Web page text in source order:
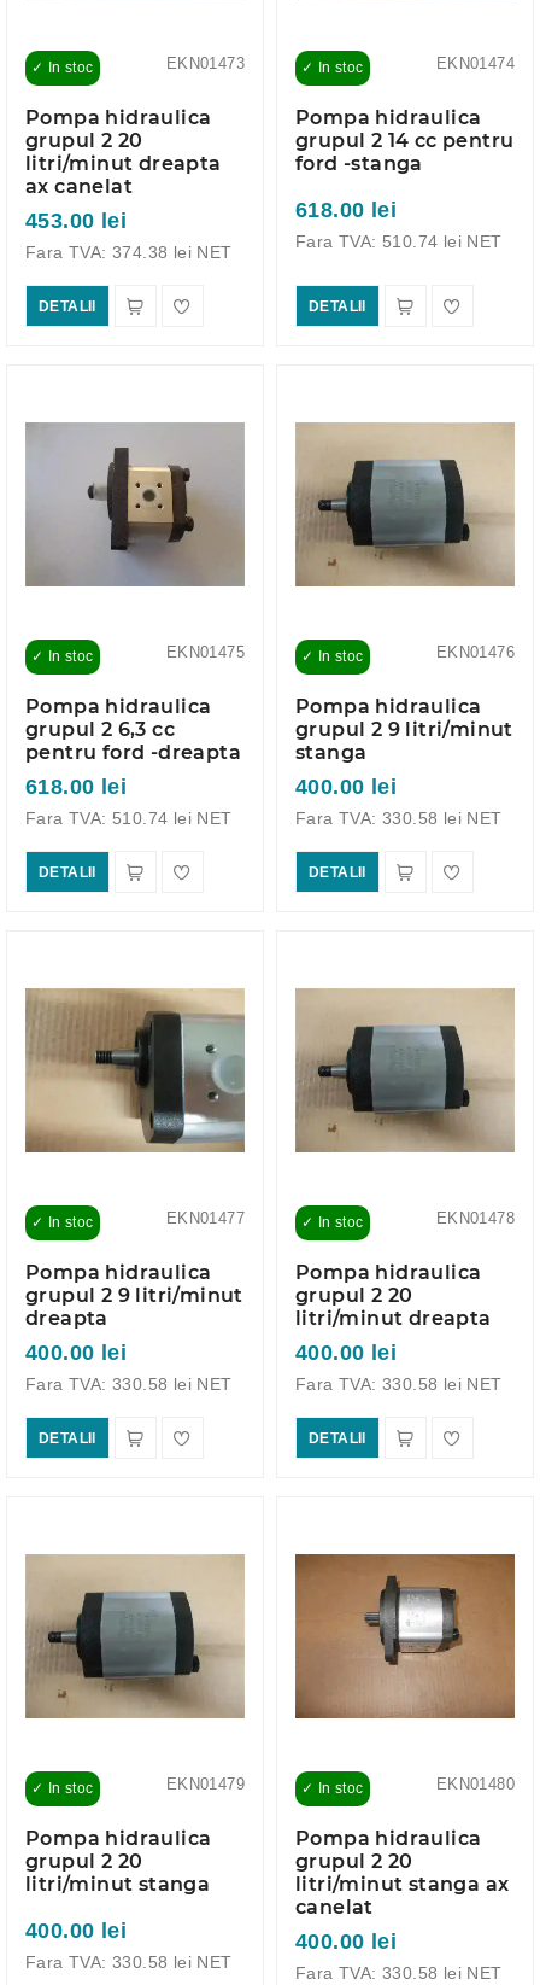
EKN01473
✓ In stoc
Pompa hidraulica
grupul 2 20
litri/minut dreapta
ax canelat
453.00 lei
Fara TVA: 374.38 lei NET
DETALII
EKN01474
✓ In stoc
Pompa hidraulica
grupul 2 14 cc pentru
ford -stanga
618.00 lei
Fara TVA: 510.74 lei NET
DETALII
EKN01475
✓ In stoc
Pompa hidraulica
grupul 2 6,3 cc
pentru ford -dreapta
618.00 lei
Fara TVA: 510.74 lei NET
DETALII
EKN01476
✓ In stoc
Pompa hidraulica
grupul 2 9 litri/minut
stanga
400.00 lei
Fara TVA: 330.58 lei NET
DETALII
EKN01477
✓ In stoc
Pompa hidraulica
grupul 2 9 litri/minut
dreapta
400.00 lei
Fara TVA: 330.58 lei NET
DETALII
EKN01478
✓ In stoc
Pompa hidraulica
grupul 2 20
litri/minut dreapta
400.00 lei
Fara TVA: 330.58 lei NET
DETALII
EKN01479
✓ In stoc
Pompa hidraulica
grupul 2 20
litri/minut stanga
400.00 lei
Fara TVA: 330.58 lei NET
EKN01480
✓ In stoc
Pompa hidraulica
grupul 2 20
litri/minut stanga ax
canelat
400.00 lei
Fara TVA: 330.58 lei NET